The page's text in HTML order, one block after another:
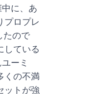
中に、あ
プロプレ
たので
している
ーミ
くの不満
ットが強